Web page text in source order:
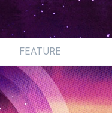
FEATURE